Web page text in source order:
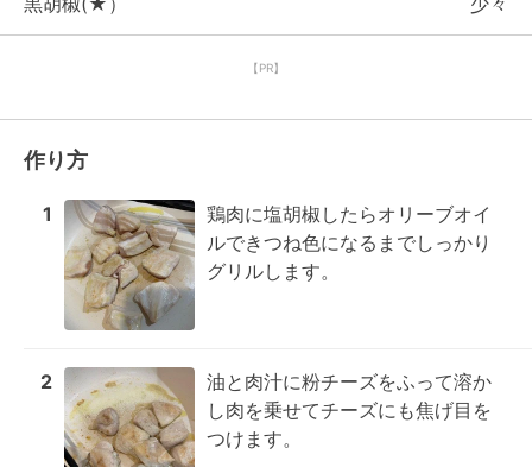
【PR】
作り方
1
鶏肉に塩胡椒したらオリーブオイ
ルできつね色になるまでしっかり
グリルします。
2
油と肉汁に粉チーズをふって溶か
し肉を乗せてチーズにも焦げ目を
つけます。